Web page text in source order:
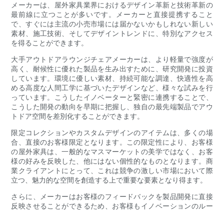
メーカーは、屋外家具業界におけるデザイン革新と技術革新の
最前線に立つことが多いです。メーカーと直接提携すること
で、すぐには主流の小売市場には届かないかもしれない新しい
素材、施工技術、そしてデザイントレンドに、特別なアクセス
を得ることができます。
大手アウトドアラウンジチェアメーカーは、より軽量で強度が
高く、耐候性に優れた製品を生み出すために、研究開発に投資
しています。環境に優しい素材、持続可能な調達、快適性を高
める高度な人間工学に基づいたデザインなど、様々な試みを行
っています。こうしたイノベーターと緊密に連携することで、
こうした開発の動向を早期に把握し、独自の最先端製品でアウ
トドア空間を差別化することができます。
限定コレクションやカスタムデザインのアイテムは、多くの場
合、直接のお客様限定となります。この限定性により、お客様
の屋外家具は、一般的なマスマーケットの美学ではなく、お客
様の好みを反映した、他にはない個性的なものとなります。商
業クライアントにとって、これは競争の激しい市場において際
立つ、魅力的な空間を創造する上で重要な要素となり得ます。
さらに、メーカーはお客様のフィードバックを製品開発に直接
反映させることができるため、お客様もイノベーションのルー